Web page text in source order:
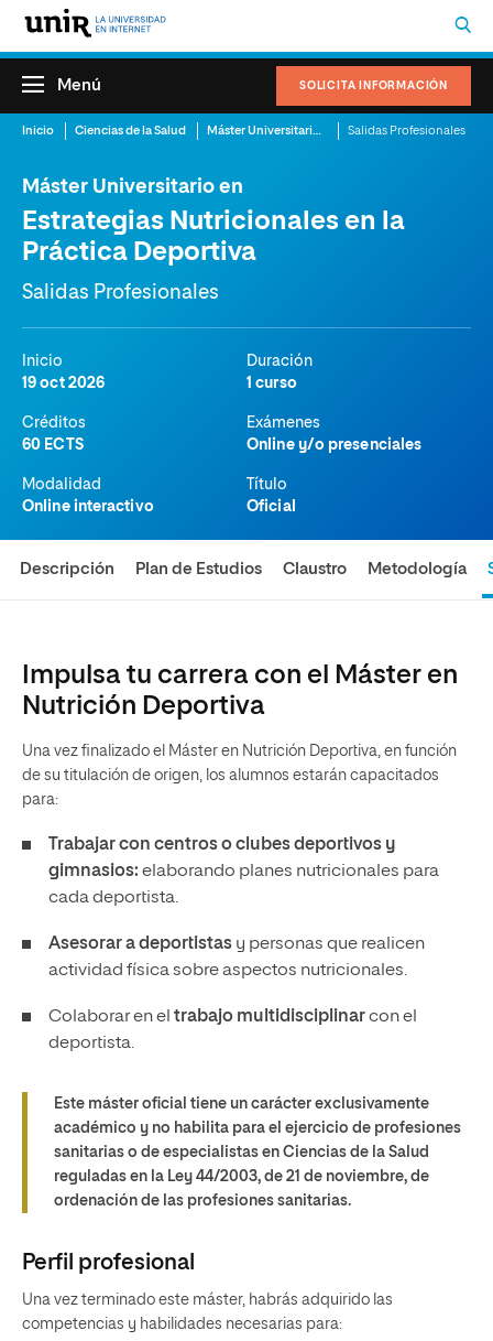
SOLICITA INFORMACIÓN
Menú
Inicio Ciencias de la Salud Máster Universitario en Estrategias Nutricionales en la Práctica Deportiva Salidas Profesionales
Máster Universitario en
Estrategias Nutricionales en la
Práctica Deportiva
Salidas Profesionales
Inicio
19 oct 2026
Duración
1 curso
Créditos
60 ECTS
Exámenes
Online y/o presenciales
Modalidad
Online interactivo
Título
Oficial
Descripción Plan de Estudios Claustro Metodología
Impulsa tu carrera con el Máster en
Nutrición Deportiva
Una vez finalizado el Máster en Nutrición Deportiva, en función
de su titulación de origen, los alumnos estarán capacitados
para:
Trabajar con centros o clubes deportivos y
gimnasios: elaborando planes nutricionales para
cada deportista.
Asesorar a deportistas y personas que realicen
actividad física sobre aspectos nutricionales.
Colaborar en el trabajo multidisciplinarcon el
deportista.
Este máster oficial tiene un carácter exclusivamente
académico y no habilita para el ejercicio de profesiones
sanitarias o de especialistas en Ciencias de la Salud
reguladas en la Ley 44/2003, de 21 de noviembre, de
ordenación de las profesiones sanitarias.
Perfil profesional
Una vez terminado este máster, habrás adquirido las
competencias y habilidades necesarias para: